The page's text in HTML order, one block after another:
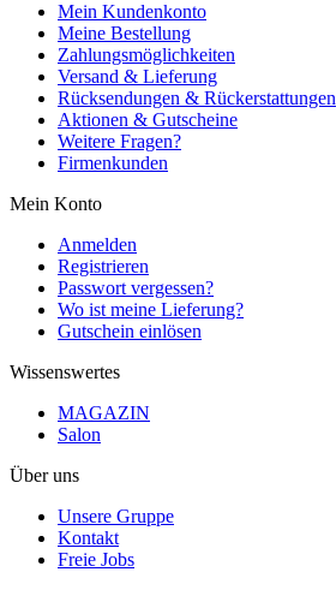
Mein Kundenkonto
Meine Bestellung
Zahlungsmöglichkeiten
Versand & Lieferung
Rücksendungen & Rückerstattungen
Aktionen & Gutscheine
Weitere Fragen?
Firmenkunden
Mein Konto
Anmelden
Registrieren
Passwort vergessen?
Wo ist meine Lieferung?
Gutschein einlösen
Wissenswertes
MAGAZIN
Salon
Über uns
Unsere Gruppe
Kontakt
Freie Jobs